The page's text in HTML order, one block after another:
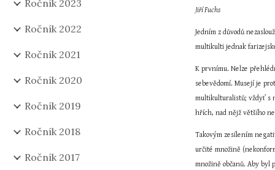
Ročník 2023
Ročník 2022
Ročník 2021
Ročník 2020
Ročník 2019
Ročník 2018
Ročník 2017
Jiří Fuchs
Jedním z důvodů
multikulti jednak
K prvnímu. Nelze
sebevědomí. Musejí je
multikulturalistů; vždyť s
hřích, nad nějž většího
Takovým zesílením
určité množině
množině občanů. Aby byl